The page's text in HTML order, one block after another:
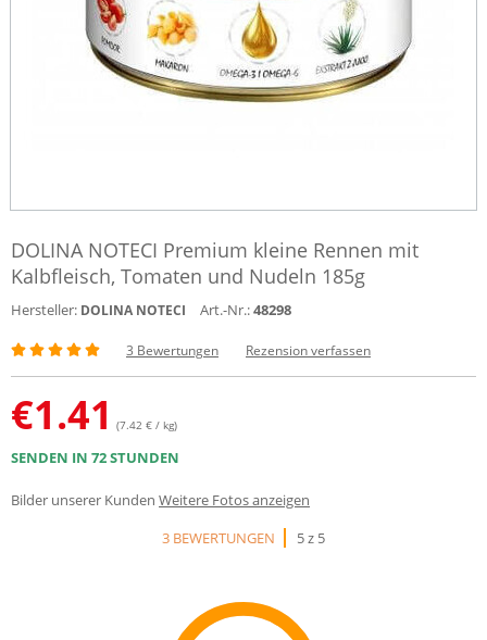
DOLINA NOTECI Premium kleine Rennen mit
Kalbfleisch, Tomaten und Nudeln 185g
Hersteller: DOLINA NOTECI Art.-Nr.:48298
3 Bewertungen Rezension verfassen
€1.41 (7.42 € / kg)
SENDEN IN 72 STUNDEN
Bilder unserer Kunden Weitere Fotos anzeigen
3 BEWERTUNGEN
5 z 5